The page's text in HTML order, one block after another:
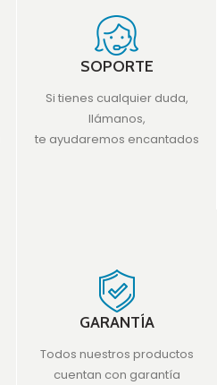
SOPORTE
Si tienes cualquier duda,
llámanos,
te ayudaremos encantados
GARANTÍA
Todos nuestros productos
cuentan con garantía